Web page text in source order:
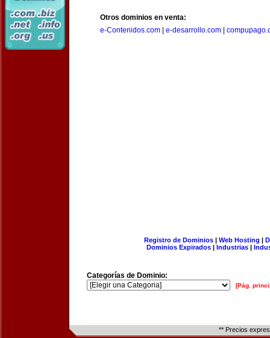
Otros dominios en venta:
e-Contenidos.com
e-desarrollo.com
Registro de Dominios| Web Hosting |
Dominios Expirados | Industrias |
Categorías de Dominio:
[Pág.
** Precios